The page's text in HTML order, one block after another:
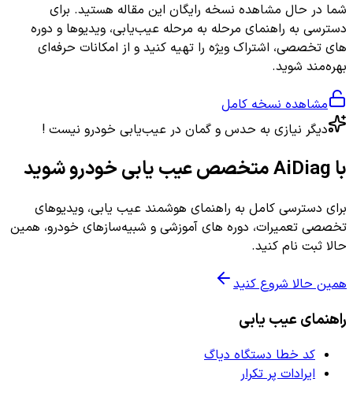
شما در حال مشاهده نسخه رایگان این مقاله هستید. برای
دسترسی به راهنمای مرحله به مرحله عیب‌یابی، ویدیوها و دوره
های تخصصی، اشتراک ویژه را تهیه کنید و از امکانات حرفه‌ای
بهره‌مند شوید.
مشاهده نسخه کامل
دیگر نیازی به حدس و گمان در عیب‌یابی خودرو نیست !
با AiDiag متخصص عیب یابی خودرو شوید
برای دسترسی کامل به راهنمای هوشمند عیب یابی، ویدیوهای
تخصصی تعمیرات، دوره های آموزشی و شبیه‌سازهای خودرو، همین
حالا ثبت نام کنید.
همین حالا شروع کنید
راهنمای عیب یابی
کد خطا دستگاه دیاگ
ایرادات پر تکرار